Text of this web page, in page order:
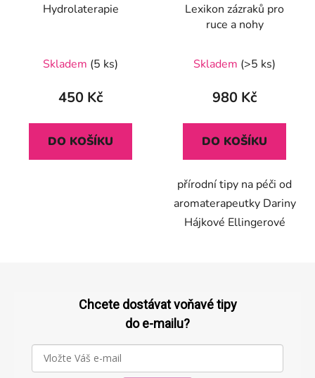
Hydrolaterapie
Skladem (5 ks)
450 Kč
DO KOŠÍKU
Lexikon zázraků pro
ruce a nohy
Skladem (>5 ks)
980 Kč
DO KOŠÍKU
přírodní tipy na péči od
aromaterapeutky Dariny
Hájkové Ellingerové
Chcete dostávat voňavé tipy
do e-mailu?